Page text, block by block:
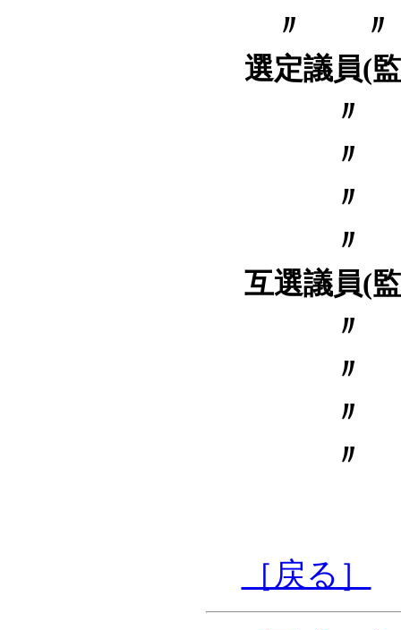
〃
選定議員(
互選議員(
［戻る］